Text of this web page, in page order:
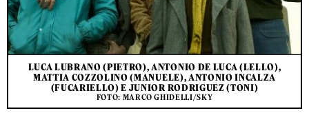
LUCA LUBRANO (PIETRO), ANTONIO DE LUCA (LELLO),
MATTIA COZZOLINO (MANUELE), ANTONIO INCALZA
(FUCARIELLO) E JUNIOR RODRIGUEZ (TONI)
FOTO: MARCO GHIDELLI/SKY